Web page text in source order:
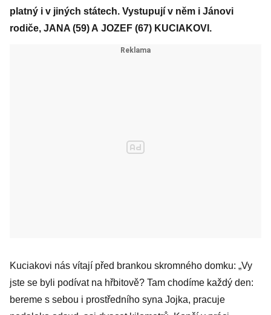
platný i v jiných státech. Vystupují v něm i Jánovi
rodiče, JANA (59) A JOZEF (67) KUCIAKOVI.
Kuciakovi nás vítají před brankou skromného domku: „Vy
jste se byli podívat na hřbitově? Tam chodíme každý den:
bereme s sebou i prostředního syna Jojka, pracuje